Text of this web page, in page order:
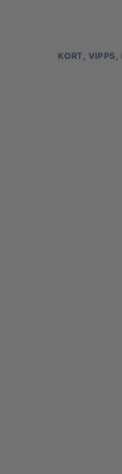
KORT, VIPPS,